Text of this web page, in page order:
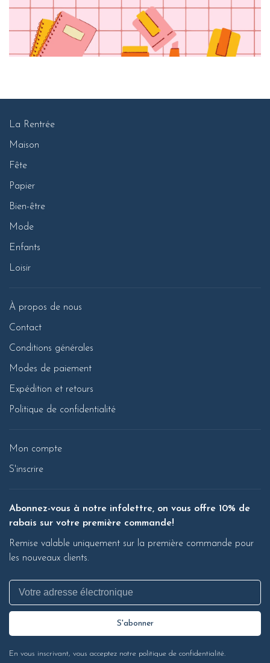
La Rentrée
Maison
Fête
Papier
Bien-être
Mode
Enfants
Loisir
À propos de nous
Contact
Conditions générales
Modes de paiement
Expédition et retours
Politique de confidentialité
Mon compte
S'inscrire
Abonnez-vous à notre infolettre, on vous offre 10% de
rabais sur votre première commande!
Remise valable uniquement sur la première commande pour
les nouveaux clients.
S'abonner
En vous inscrivant, vous acceptez notre politique de confidentialité.